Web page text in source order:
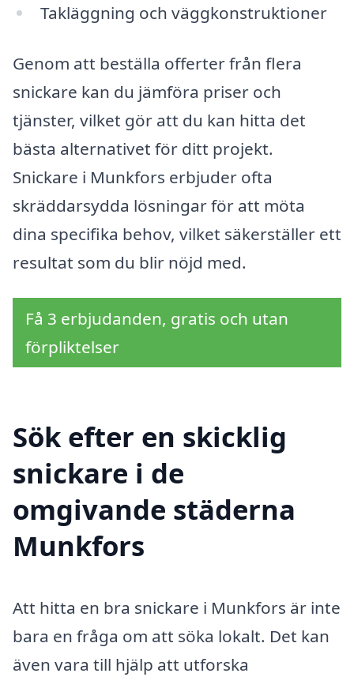
Takläggning och väggkonstruktioner
Genom att beställa offerter från flera
snickare kan du jämföra priser och
tjänster, vilket gör att du kan hitta det
bästa alternativet för ditt projekt.
Snickare i Munkfors erbjuder ofta
skräddarsydda lösningar för att möta
dina specifika behov, vilket säkerställer ett
resultat som du blir nöjd med.
Få 3 erbjudanden, gratis och utan
förpliktelser
Sök efter en skicklig
snickare i de
omgivande städerna
Munkfors
Att hitta en bra snickare i Munkfors är inte
bara en fråga om att söka lokalt. Det kan
även vara till hjälp att utforska